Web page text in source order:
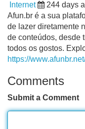
Internet 244 days
Afun.br é a sua
de lazer diretamente
de conteúdos, desde
todos os gostos.
https://
Comments
Submit a Comment